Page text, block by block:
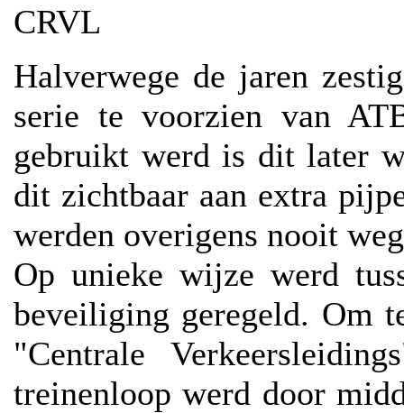
CRVL
Halverwege de jaren
serie te voorzien van
gebruikt werd is dit later
dit zichtbaar aan extra
werden overigens nooit
Op unieke wijze werd
beveiliging geregeld. Om
"Centrale
treinenloop werd door